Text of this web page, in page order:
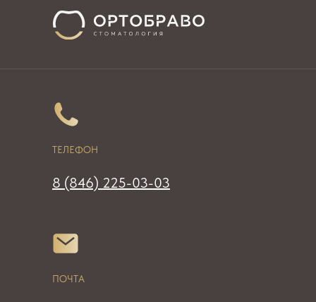
ТЕЛЕФОН
ПОЧТА
8 (846) 225-03-03